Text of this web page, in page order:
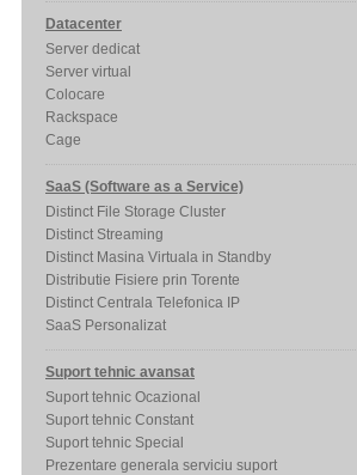
Datacenter
Server dedicat
Server virtual
Colocare
Rackspace
Cage
SaaS (Software as a Service)
Distinct File Storage Cluster
Distinct Streaming
Distinct Masina Virtuala in Standby
Distributie Fisiere prin Torente
Distinct Centrala Telefonica IP
SaaS Personalizat
Suport tehnic avansat
Suport tehnic Ocazional
Suport tehnic Constant
Suport tehnic Special
Prezentare generala serviciu suport